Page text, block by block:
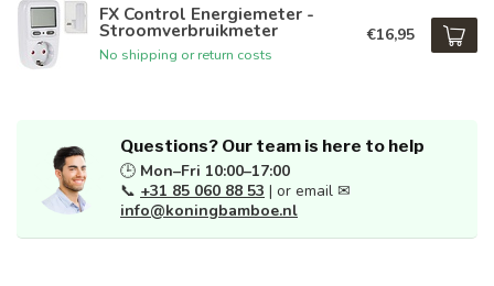
FX Control Energiemeter -
Stroomverbruikmeter
No shipping or return costs
€16,95
Questions? Our team is here to help
🕒 Mon–Fri 10:00–17:00
📞 +31 85 060 88 53 | or email ✉
info@koningbamboe.nl